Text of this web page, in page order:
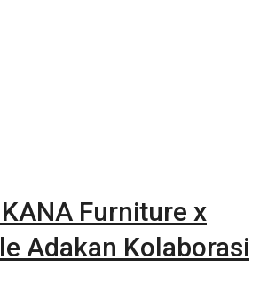
Furniture x
Adakan Kolaborasi